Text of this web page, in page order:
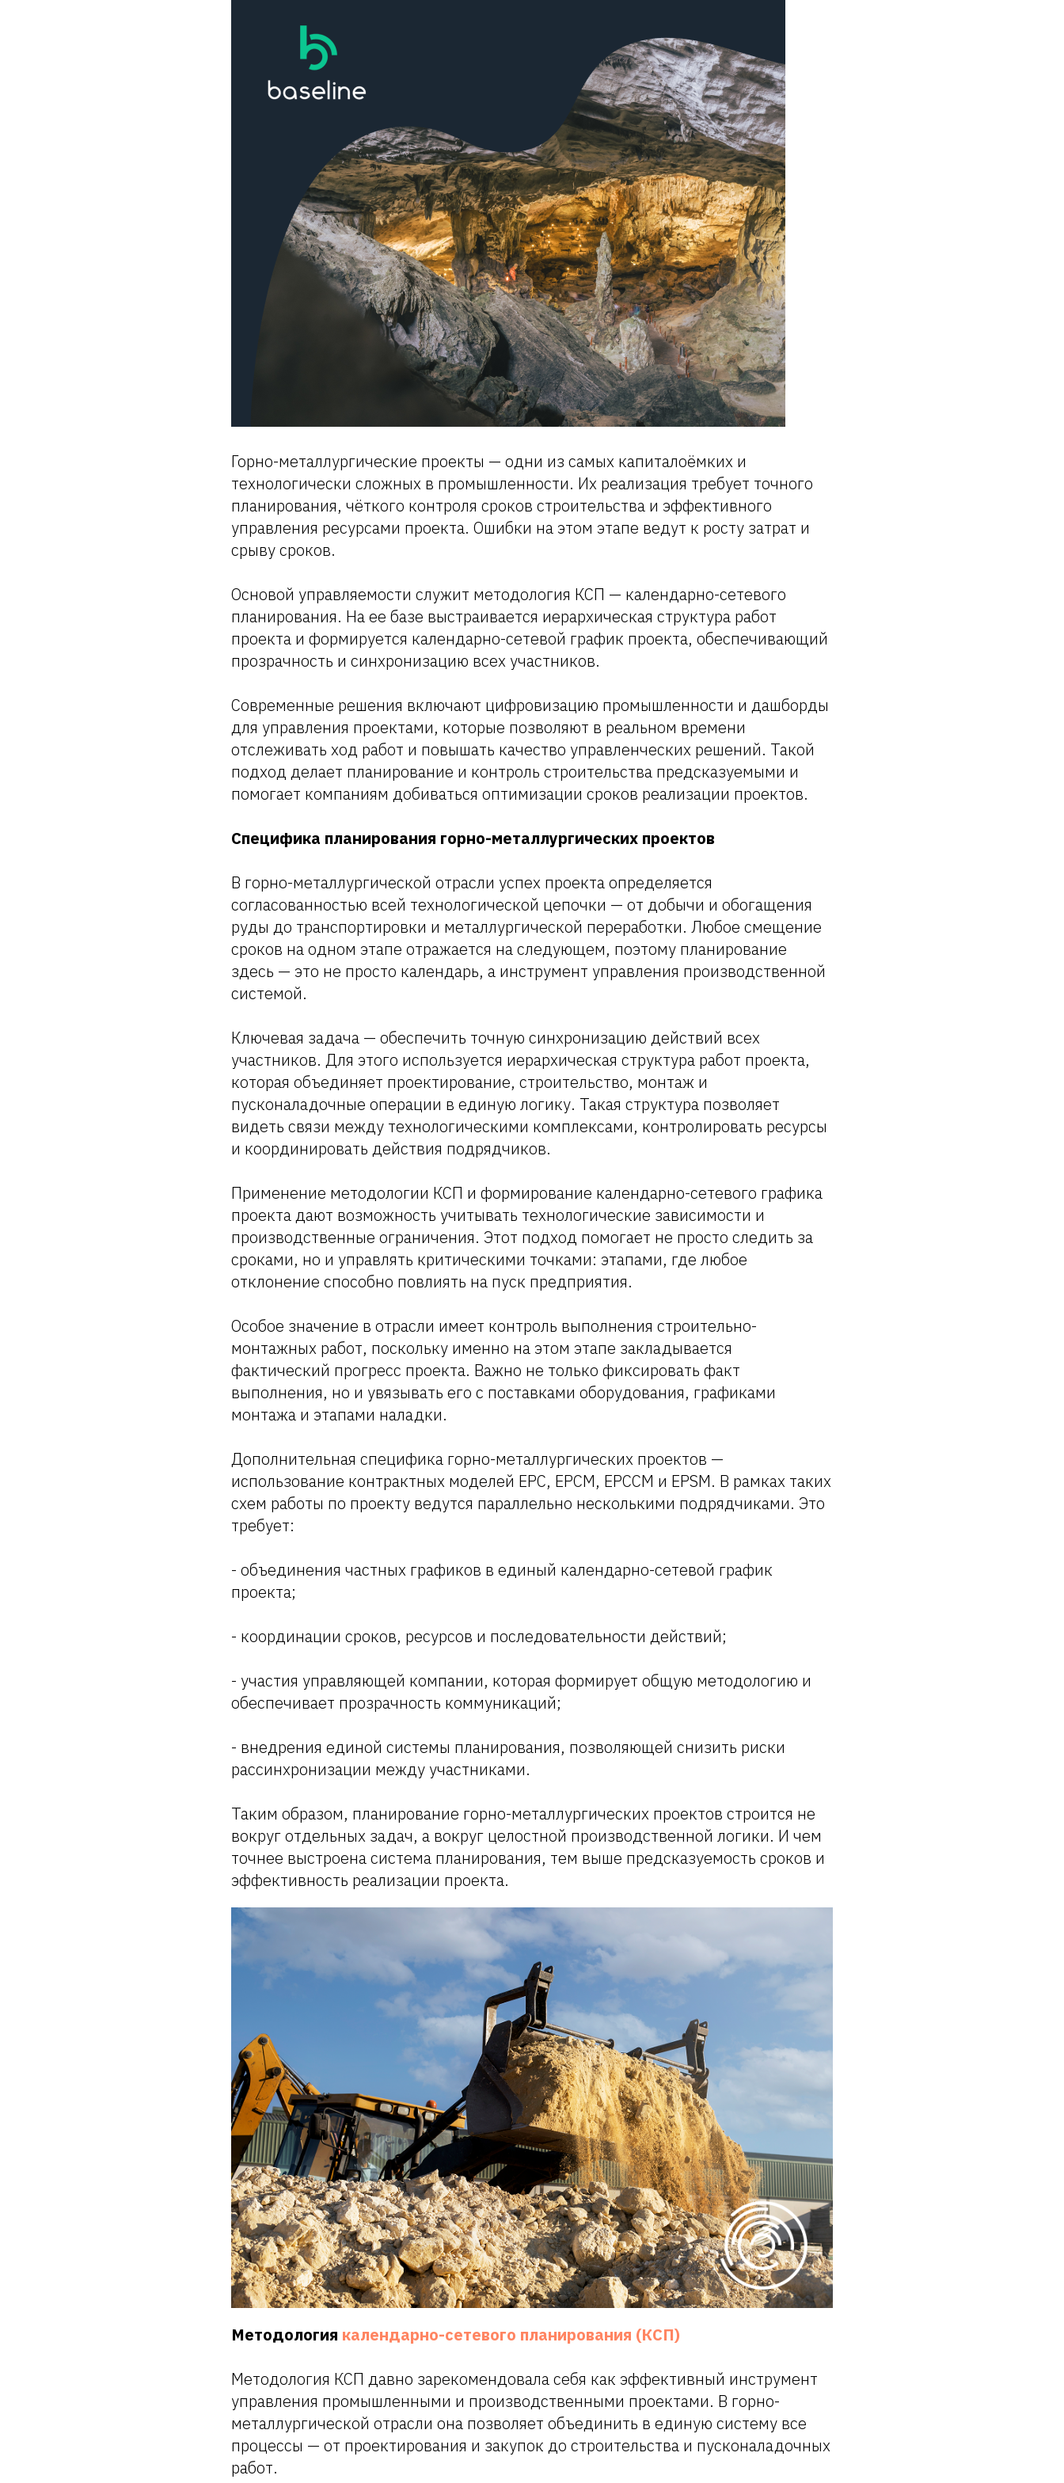
Горно-металлургические проекты — одни из самых капиталоёмких и
технологически сложных в промышленности. Их реализация требует точного
планирования, чёткого контроля сроков строительства и эффективного
управления ресурсами проекта. Ошибки на этом этапе ведут к росту затрат и
срыву сроков.
Основой управляемости служит методология КСП — календарно-сетевого
планирования. На ее базе выстраивается иерархическая структура работ
проекта и формируется календарно-сетевой график проекта, обеспечивающий
прозрачность и синхронизацию всех участников.
Современные решения включают цифровизацию промышленности и дашборды
для управления проектами, которые позволяют в реальном времени
отслеживать ход работ и повышать качество управленческих решений. Такой
подход делает планирование и контроль строительства предсказуемыми и
помогает компаниям добиваться оптимизации сроков реализации проектов.
Специфика планирования горно-металлургических проектов
В горно-металлургической отрасли успех проекта определяется
согласованностью всей технологической цепочки — от добычи и обогащения
руды до транспортировки и металлургической переработки. Любое смещение
сроков на одном этапе отражается на следующем, поэтому планирование
здесь — это не просто календарь, а инструмент управления производственной
системой.
Ключевая задача — обеспечить точную синхронизацию действий всех
участников. Для этого используется иерархическая структура работ проекта,
которая объединяет проектирование, строительство, монтаж и
пусконаладочные операции в единую логику. Такая структура позволяет
видеть связи между технологическими комплексами, контролировать ресурсы
и координировать действия подрядчиков.
Применение методологии КСП и формирование календарно-сетевого графика
проекта дают возможность учитывать технологические зависимости и
производственные ограничения. Этот подход помогает не просто следить за
сроками, но и управлять критическими точками: этапами, где любое
отклонение способно повлиять на пуск предприятия.
Особое значение в отрасли имеет контроль выполнения строительно-
монтажных работ, поскольку именно на этом этапе закладывается
фактический прогресс проекта. Важно не только фиксировать факт
выполнения, но и увязывать его с поставками оборудования, графиками
монтажа и этапами наладки.
Дополнительная специфика горно-металлургических проектов —
использование контрактных моделей EPC, EPCM, EPCCM и EPSM. В рамках таких
схем работы по проекту ведутся параллельно несколькими подрядчиками. Это
требует:
- объединения частных графиков в единый календарно-сетевой график
проекта;
- координации сроков, ресурсов и последовательности действий;
- участия управляющей компании, которая формирует общую методологию и
обеспечивает прозрачность коммуникаций;
- внедрения единой системы планирования, позволяющей снизить риски
рассинхронизации между участниками.
Таким образом, планирование горно-металлургических проектов строится не
вокруг отдельных задач, а вокруг целостной производственной логики. И чем
точнее выстроена система планирования, тем выше предсказуемость сроков и
эффективность реализации проекта.
Методология календарно-сетевого планирования (КСП)
Методология КСП давно зарекомендовала себя как эффективный инструмент
управления промышленными и производственными проектами. В горно-
металлургической отрасли она позволяет объединить в единую систему все
процессы — от проектирования и закупок до строительства и пусконаладочных
работ.